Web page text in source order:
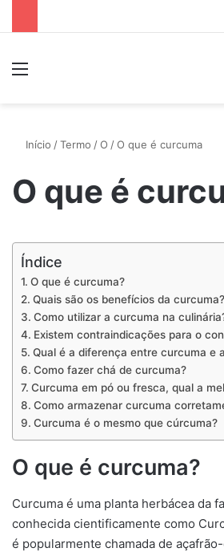
Início /Termo /O /O que é curcuma
O que é
Índice
O que é curcuma?
Quais são os benefícios da curcuma?
Como utilizar a curcuma na
Existem contraindicações para o
Qual é a diferença entre curcuma e
Como fazer chá de curcuma?
Curcuma em pó ou fresca, qual a
Como armazenar curcuma
Curcuma é o mesmo que cúrcuma?
O que é curcuma?
Curcuma é uma planta herbácea da
conhecida cientificamente como
é popularmente chamada de